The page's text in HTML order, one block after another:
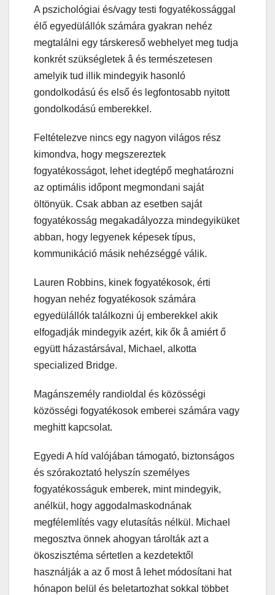
A pszichológiai és/vagy testi fogyatékossággal
élő egyedülállók számára gyakran nehéz
megtalálni egy társkereső webhelyet meg tudja
konkrét szükségletek â és természetesen
amelyik tud illik mindegyik hasonló
gondolkodású és első és legfontosabb nyitott
gondolkodású emberekkel.
Feltételezve nincs egy nagyon világos rész
kimondva, hogy megszereztek
fogyatékosságot, lehet idegtépő meghatározni
az optimális időpont megmondani saját
öltönyük. Csak abban az esetben saját
fogyatékosság megakadályozza mindegyiküket
abban, hogy legyenek képesek típus,
kommunikáció másik nehézséggé válik.
Lauren Robbins, kinek fogyatékosok, érti
hogyan nehéz fogyatékosok számára
egyedülállók találkozni új emberekkel akik
elfogadják mindegyik azért, kik ők â amiért ő
együtt házastársával, Michael, alkotta
specialized Bridge.
Magánszemély randioldal és közösségi
közösségi fogyatékosok emberei számára vagy
meghitt kapcsolat.
Egyedi A híd valójában támogató, biztonságos
és szórakoztató helyszín személyes
fogyatékosságuk emberek, mint mindegyik,
anélkül, hogy aggodalmaskodnának
megfélemlítés vagy elutasítás nélkül. Michael
megosztva önnek ahogyan tárolták azt a
ökoszisztéma sértetlen a kezdetektől
használják a az ő most â lehet módosítani hat
hónapon belül és beletartozhat sokkal többet